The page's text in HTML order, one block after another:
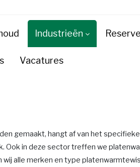
Industrieën
Vacatures
gemaakt, hangt af van het
in deze sector treffen we
alle merken en type